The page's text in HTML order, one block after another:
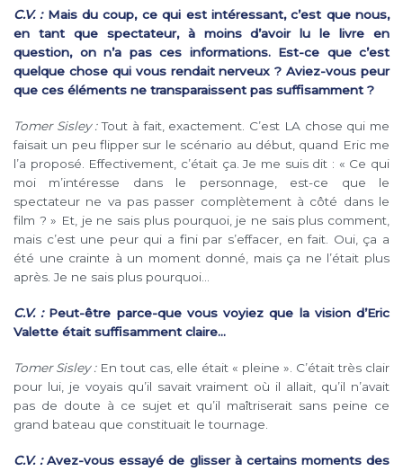
C.V. : Mais du coup, ce qui est intéressant, c’est que nous,
en tant que spectateur, à moins d’avoir lu le livre en
question, on n’a pas ces informations. Est-ce que c’est
quelque chose qui vous rendait nerveux ? Aviez-vous peur
que ces éléments ne transparaissent pas suffisamment ?
Tomer Sisley :Tout à fait, exactement. C’est LA chose qui me
faisait un peu flipper sur le scénario au début, quand Eric me
l’a proposé. Effectivement, c’était ça. Je me suis dit : « Ce qui
moi m’intéresse dans le personnage, est-ce que le
spectateur ne va pas passer complètement à côté dans le
film ? » Et, je ne sais plus pourquoi, je ne sais plus comment,
mais c’est une peur qui a fini par s’effacer, en fait. Oui, ça a
été une crainte à un moment donné, mais ça ne l’était plus
après. Je ne sais plus pourquoi…
C.V. :Peut-être parce-que vous voyiez que la vision d’Eric
Valette était suffisamment claire…
Tomer Sisley : En tout cas, elle était « pleine ». C’était très clair
pour lui, je voyais qu’il savait vraiment où il allait, qu’il n’avait
pas de doute à ce sujet et qu’il maîtriserait sans peine ce
grand bateau que constituait le tournage.
C.V. :Avez-vous essayé de glisser à certains moments des